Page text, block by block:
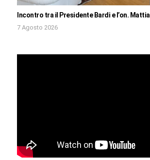
Incontro tra il Presidente Bardi e l’on. Mattia
7 Agosto 2026